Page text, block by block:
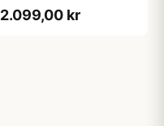
2.099,00 kr